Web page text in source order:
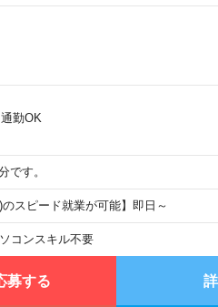
勤OK
です。
スピード就業が可能】即日～
コンスキル不要
募する